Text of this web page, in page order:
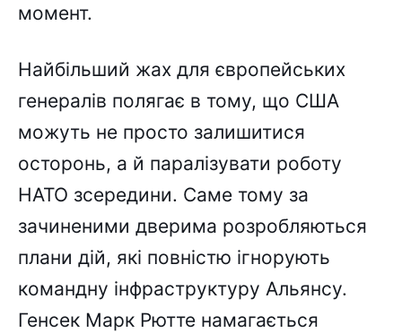
момент.
Найбільший жах для європейських
генералів полягає в тому, що США
можуть не просто залишитися
осторонь, а й паралізувати роботу
НАТО зсередини. Саме тому за
зачиненими дверима розробляються
плани дій, які повністю ігнорують
командну інфраструктуру Альянсу.
Генсек Марк Рютте намагається